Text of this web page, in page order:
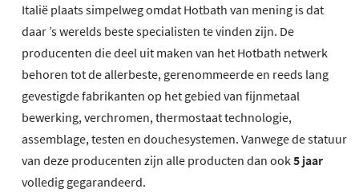
Italië plaats simpelweg omdat Hotbath van mening is dat
daar ’s werelds beste specialisten te vinden zijn. De
producenten die deel uit maken van het Hotbath netwerk
behoren tot de allerbeste, gerenommeerde en reeds lang
gevestigde fabrikanten op het gebied van fijnmetaal
bewerking, verchromen, thermostaat technologie,
assemblage, testen en douchesystemen. Vanwege de statuur
van deze producenten zijn alle producten dan ook5 jaar
volledig gegarandeerd.